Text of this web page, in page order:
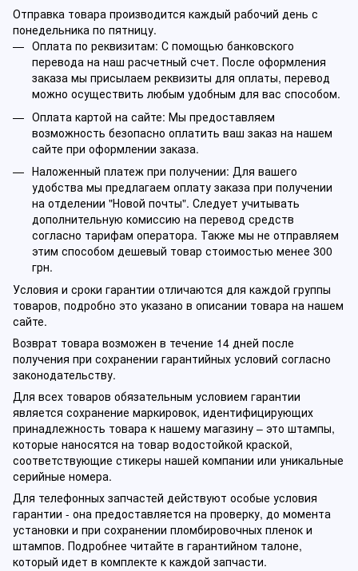
Отправка товара производится каждый рабочий день с
понедельника по пятницу.
Оплата по реквизитам: С помощью банковского
перевода на наш расчетный счет. После оформления
заказа мы присылаем реквизиты для оплаты, перевод
можно осуществить любым удобным для вас способом.
Оплата картой на сайте: Мы предоставляем
возможность безопасно оплатить ваш заказ на нашем
сайте при оформлении заказа.
Наложенный платеж при получении: Для вашего
удобства мы предлагаем оплату заказа при получении
на отделении "Новой почты". Следует учитывать
дополнительную комиссию на перевод средств
согласно тарифам оператора. Также мы не отправляем
этим способом дешевый товар стоимостью менее 300
грн.
Условия и сроки гарантии отличаются для каждой группы
товаров, подробно это указано в описании товара на нашем
сайте.
Возврат товара возможен в течение 14 дней после
получения при сохранении гарантийных условий согласно
законодательству.
Для всех товаров обязательным условием гарантии
является сохранение маркировок, идентифицирующих
принадлежность товара к нашему магазину – это штампы,
которые наносятся на товар водостойкой краской,
соответствующие стикеры нашей компании или уникальные
серийные номера.
Для телефонных запчастей действуют особые условия
гарантии - она предоставляется на проверку, до момента
установки и при сохранении пломбировочных пленок и
штампов. Подробнее читайте в гарантийном талоне,
который идет в комплекте к каждой запчасти.